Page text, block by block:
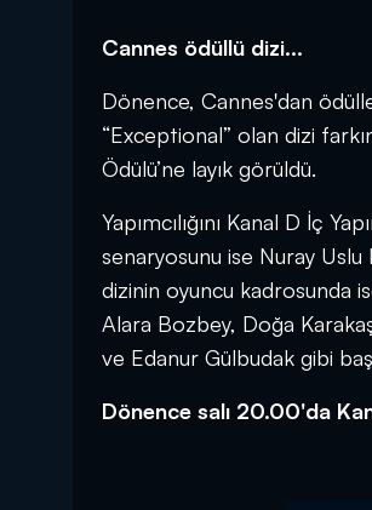
Cannes ödüllü dizi...
Dönence, Cannes'dan
“Exceptional” olan dizi
Ödülü’ne layık görüldü.
Yapımcılığını Kanal D İç
senaryosunu ise Nuray Uslu
dizinin oyuncu kadrosunda
Alara Bozbey, Doğa
ve Edanur Gülbudak gibi
Dönence salı 20.00'da